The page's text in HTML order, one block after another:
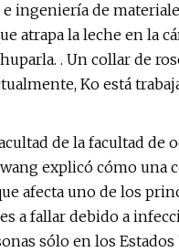
ingeniería de
atrapa la leche en la
. Un collar de
Ko está
de la facultad de
explicó cómo una
afecta uno de los
a fallar debido a
sólo en los